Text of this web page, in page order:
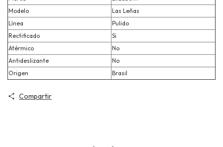
Modelo
Las Leñas
Línea
Pulido
Rectificado
Si
Atérmico
No
Antideslizante
No
Origen
Brasil
Compartir